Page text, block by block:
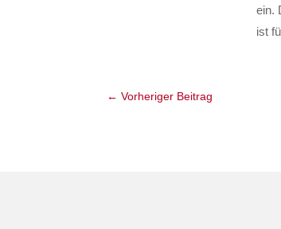
ein.
ist
←Vorheriger Beitrag